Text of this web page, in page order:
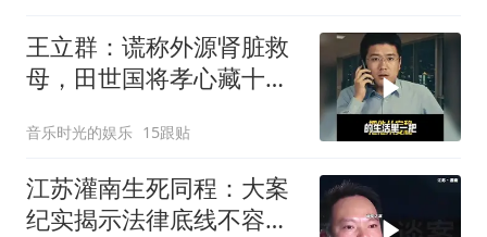
王立群：谎称外源肾脏救
母，田世国将孝心藏十八
音乐时光的娱乐 15跟贴
江苏灌南生死同程：大案
纪实揭示法律底线不容触